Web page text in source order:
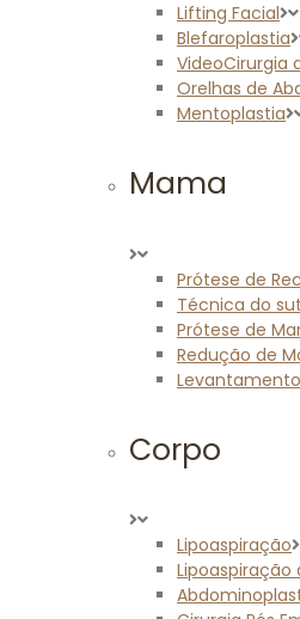
Lifting Facial
Blefaroplastia
VideoCirurgia
Orelhas de
Mentoplastia
Mama
Prótese de
Técnica do
Prótese de
Redução de
Corpo
Lipoaspiração